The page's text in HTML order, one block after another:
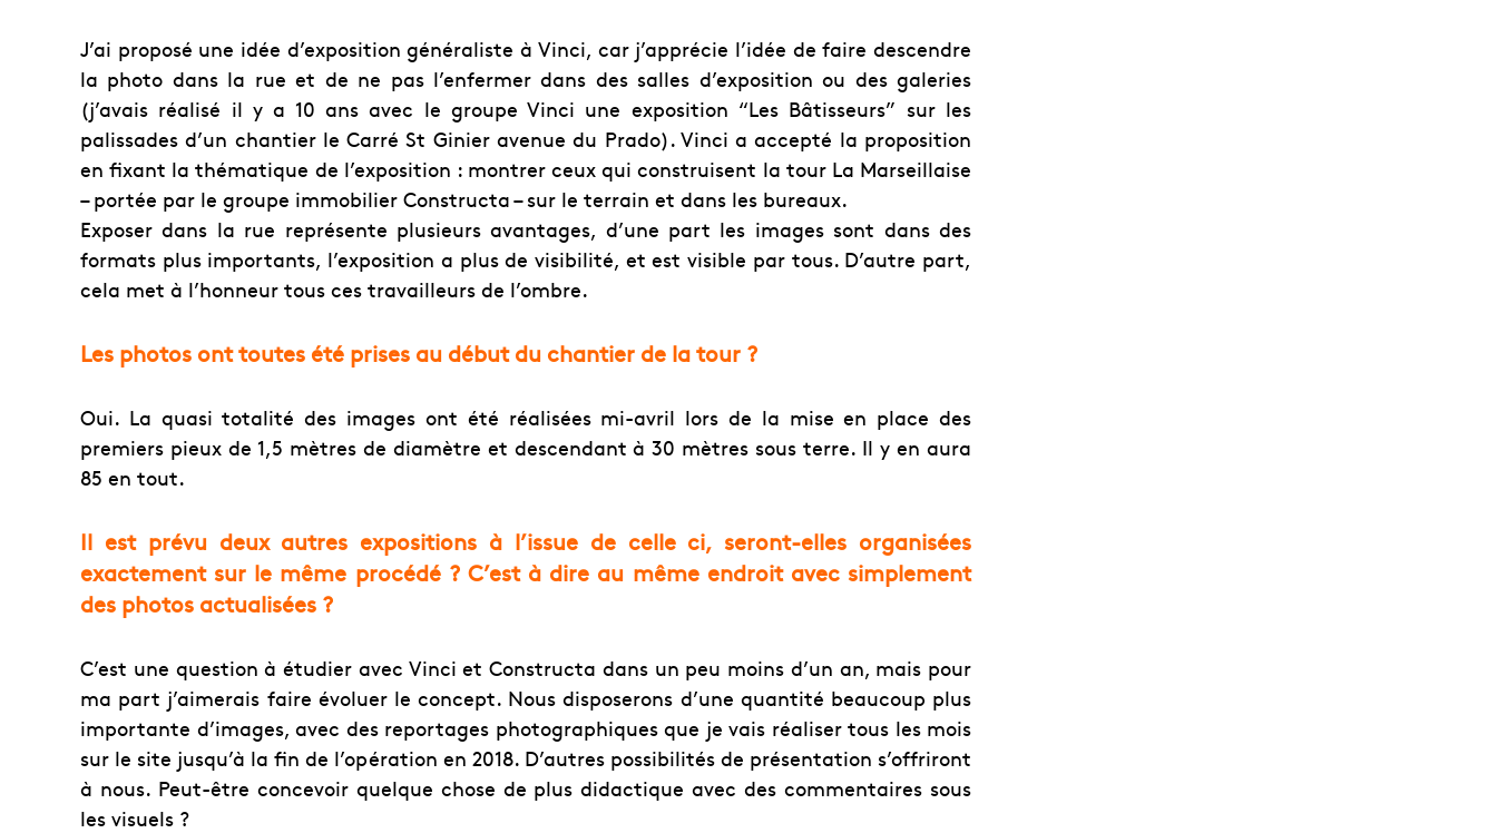
J’ai proposé une idée d’exposition généraliste à Vinci, car j’apprécie l’idée de faire descendre
la photo dans la rue et de ne pas l’enfermer dans des salles d’exposition ou des galeries
(j’avais réalisé il y a 10 ans avec le groupe Vinci une exposition “Les Bâtisseurs” sur les
palissades d’un chantier le Carré St Ginier avenue du Prado). Vinci a accepté la proposition
en fixant la thématique de l’exposition : montrer ceux qui construisent la tour La Marseillaise
– portée par le groupe immobilier Constructa – sur le terrain et dans les bureaux.
Exposer dans la rue représente plusieurs avantages, d’une part les images sont dans des
formats plus importants, l’exposition a plus de visibilité, et est visible par tous. D’autre part,
cela met à l’honneur tous ces travailleurs de l’ombre.
Les photos ont toutes été prises au début du chantier de la tour ?
Oui. La quasi totalité des images ont été réalisées mi-avril lors de la mise en place des
premiers pieux de 1,5 mètres de diamètre et descendant à 30 mètres sous terre. Il y en aura
85 en tout.
Il est prévu deux autres expositions à l’issue de celle ci, seront-elles organisées
exactement sur le même procédé ? C’est à dire au même endroit avec simplement
des photos actualisées ?
C’est une question à étudier avec Vinci et Constructa dans un peu moins d’un an, mais pour
ma part j’aimerais faire évoluer le concept. Nous disposerons d’une quantité beaucoup plus
importante d’images, avec des reportages photographiques que je vais réaliser tous les mois
sur le site jusqu’à la fin de l’opération en 2018. D’autres possibilités de présentation s’offriront
à nous. Peut-être concevoir quelque chose de plus didactique avec des commentaires sous
les visuels ?